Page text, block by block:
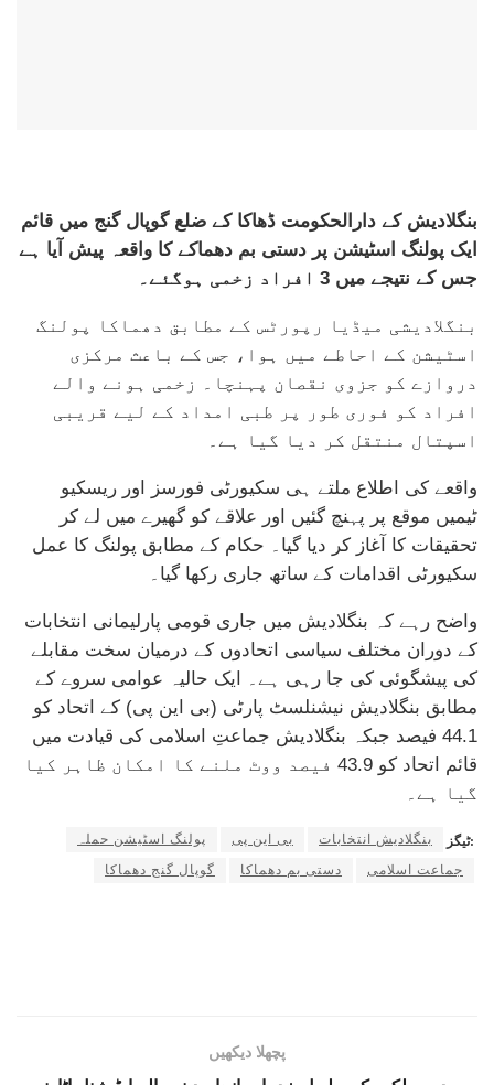
بنگلادیش کے دارالحکومت ڈھاکا کے ضلع گوپال گنج میں قائم
ایک پولنگ اسٹیشن پر دستی بم دھماکے کا واقعہ پیش آیا ہے
جس کے نتیجے میں 3 افراد زخمی ہوگئے۔
بنگلادیشی میڈیا رپورٹس کے مطابق دھماکا پولنگ
اسٹیشن کے احاطے میں ہوا، جس کے باعث مرکزی
دروازے کو جزوی نقصان پہنچا۔ زخمی ہونے والے
افراد کو فوری طور پر طبی امداد کے لیے قریبی
اسپتال منتقل کر دیا گیا ہے۔
واقعے کی اطلاع ملتے ہی سکیورٹی فورسز اور ریسکیو
ٹیمیں موقع پر پہنچ گئیں اور علاقے کو گھیرے میں لے کر
تحقیقات کا آغاز کر دیا گیا۔ حکام کے مطابق پولنگ کا عمل
سکیورٹی اقدامات کے ساتھ جاری رکھا گیا۔
واضح رہے کہ بنگلادیش میں جاری قومی پارلیمانی انتخابات
کے دوران مختلف سیاسی اتحادوں کے درمیان سخت مقابلے
کی پیشگوئی کی جا رہی ہے۔ ایک حالیہ عوامی سروے کے
مطابق بنگلادیش نیشنلسٹ پارٹی (بی این پی) کے اتحاد کو
44.1 فیصد جبکہ بنگلادیش جماعتِ اسلامی کی قیادت میں
قائم اتحاد کو 43.9 فیصد ووٹ ملنے کا امکان ظاہر کیا
گیا ہے۔
ٹیگز: بنگلادیش انتخابات بی این پی
پولنگ اسٹیشن حملہ
جماعت اسلامی
دستی بم دھماکا گوپال گنج دھماکا
پچھلا دیکھیں